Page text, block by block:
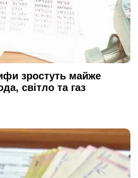
зростуть майже
світло та газ